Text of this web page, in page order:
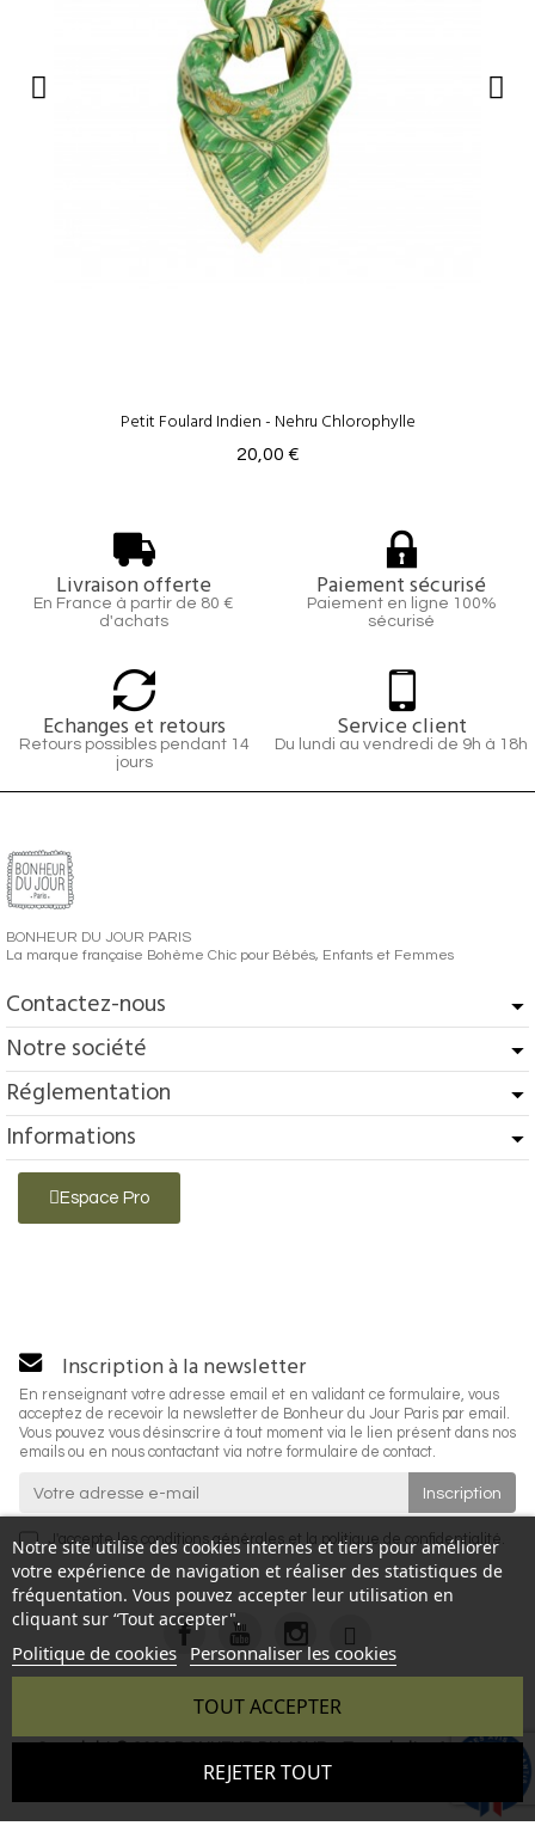
Petit Foulard Indien - Nehru Chlorophylle
20,00 €
Livraison offerte
En France à partir de 80 €
d'achats
Paiement sécurisé
Paiement en ligne 100%
sécurisé
Echanges et retours
Retours possibles pendant 14
jours
Service client
Du lundi au vendredi de 9h à 18h
BONHEUR DU JOUR PARIS
La marque française Bohème Chic pour Bébés, Enfants et Femmes
Contactez-nous
Notre société
Réglementation
Informations
Espace Pro
Notre site utilise des cookies internes et tiers pour améliorer
votre expérience de navigation et réaliser des statistiques de
fréquentation. Vous pouvez accepter leur utilisation en
cliquant sur “Tout accepter".
Politique de cookies Personnaliser les cookies
REJETER TOUT
TOUT ACCEPTER
Inscription à la newsletter
En renseignant votre adresse email et en validant ce formulaire, vous
acceptez de recevoir la newsletter de Bonheur du Jour Paris par email.
Vous pouvez vous désinscrire à tout moment via le lien présent dans nos
emails ou en nous contactant via notre formulaire de contact.
J'accepte les conditions générales et la politique de confidentialité.
- Reproduction interdite sans autorisation - Site réalisé par :